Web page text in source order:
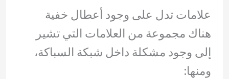
علامات تدل على وجود أعطال خفية
هناك مجموعة من العلامات التي تشير
إلى وجود مشكلة داخل شبكة السباكة،
ومنها: